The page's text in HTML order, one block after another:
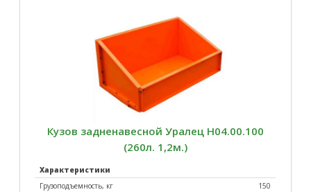
Кузов задненавесной Уралец Н04.00.100
(260л. 1,2м.)
Характеристики
Грузоподъемность, кг
150